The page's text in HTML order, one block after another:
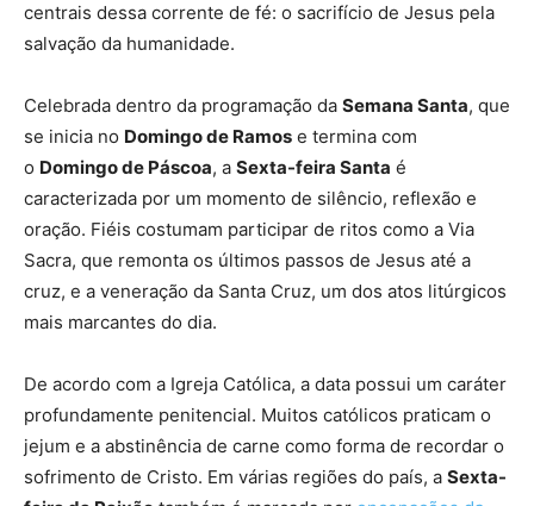
centrais dessa corrente de fé: o sacrifício de Jesus pela
salvação da humanidade.
Celebrada dentro da programação da Semana Santa, que
se inicia no Domingo de Ramos e termina com
o Domingo de Páscoa, a Sexta-feira Santa é
caracterizada por um momento de silêncio, reflexão e
oração. Fiéis costumam participar de ritos como a Via
Sacra, que remonta os últimos passos de Jesus até a
cruz, e a veneração da Santa Cruz, um dos atos litúrgicos
mais marcantes do dia.
De acordo com a Igreja Católica, a data possui um caráter
profundamente penitencial. Muitos católicos praticam o
jejum e a abstinência de carne como forma de recordar o
sofrimento de Cristo. Em várias regiões do país, a Sexta-